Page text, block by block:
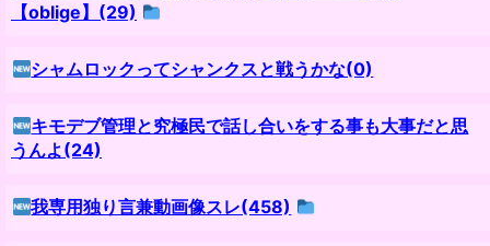
【oblige】(29)
シャムロックってシャンクスと戦うかな(0)
キモデブ管理と究極民で話し合いをする事も大事だと思
うんよ(24)
我専用独り言兼動画像スレ(458)